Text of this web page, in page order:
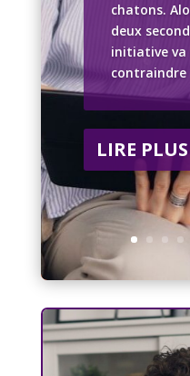
chatons.
deux
initiative va
contraindre
LIRE PLUS